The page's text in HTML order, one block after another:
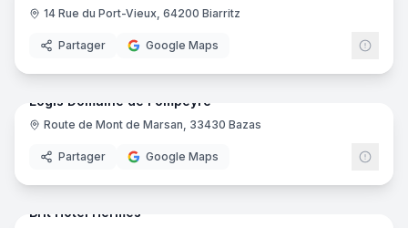
14 Rue du Port-Vieux, 64200 Biarritz
Partager Google Maps
64
Logis Domaine de Fompeyre
Route de Mont de Marsan, 33430 Bazas
Partager Google Maps
15
Brit Hotel Hermes